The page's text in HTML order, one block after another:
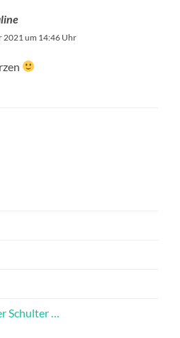
2021 um 14:46 Uhr
Schulter …